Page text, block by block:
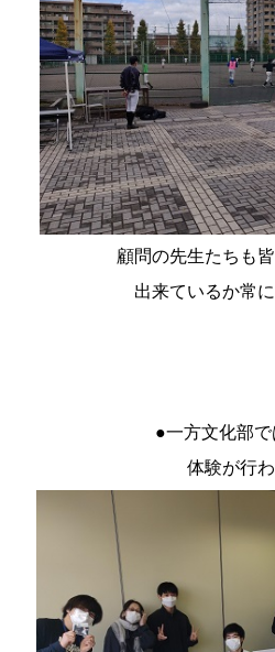
顧問の先生たちも
出来ているか常
●一方文化部
体験が行